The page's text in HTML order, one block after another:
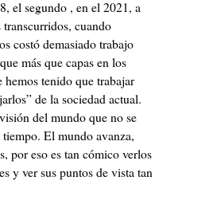
el segundo , en el 2021, a
transcurridos, cuando
costó demasiado trabajo
más que capas en los
hemos tenido que trabajar
de la sociedad actual.
del mundo que no se
tiempo. El mundo avanza,
por eso es tan cómico verlos
y ver sus puntos de vista tan